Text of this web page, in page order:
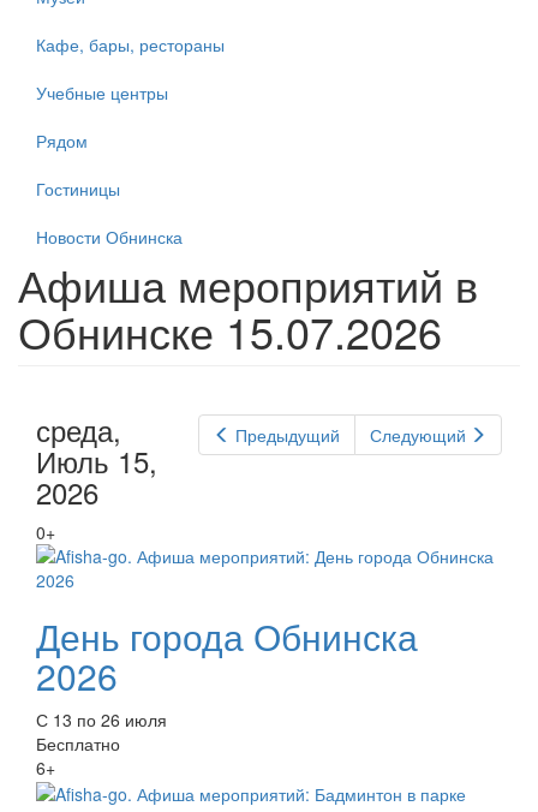
Кафе, бары, рестораны
Учебные центры
Рядом
Гостиницы
Новости Обнинска
Афиша мероприятий в
Обнинске 15.07.2026
Предыдущий Следующий
среда,
Июль 15,
2026
0+
День города Обнинска
2026
С 13 по 26 июля
Бесплатно
6+